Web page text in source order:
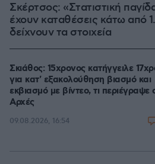
Σκέρτσος: «Στατιστική
έχουν καταθέσεις κάτω από
δείχνουν τα στοιχεία
Σκιάθος: 15χρονος κατήγγειλε
για κατ' εξακολούθηση βιασμό και
εκβιασμό με βίντεο, τι περιέγραψε
Αρχές
09.08.2026, 16:54